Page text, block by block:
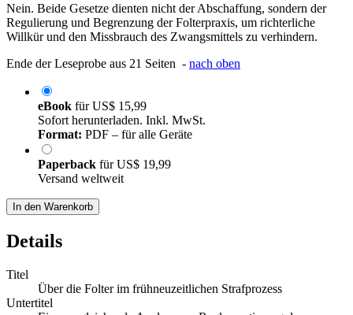
Nein. Beide Gesetze dienten nicht der Abschaffung, sondern der
Regulierung und Begrenzung der Folterpraxis, um richterliche
Willkür und den Missbrauch des Zwangsmittels zu verhindern.
Ende der Leseprobe aus 21 Seiten - nach oben
eBook fürUS$ 15,99
Sofort herunterladen. Inkl. MwSt.
Format: PDF – für alle Geräte
Paperback fürUS$ 19,99
Versand weltweit
In den Warenkorb
Details
Titel
Über die Folter im frühneuzeitlichen Strafprozess
Untertitel